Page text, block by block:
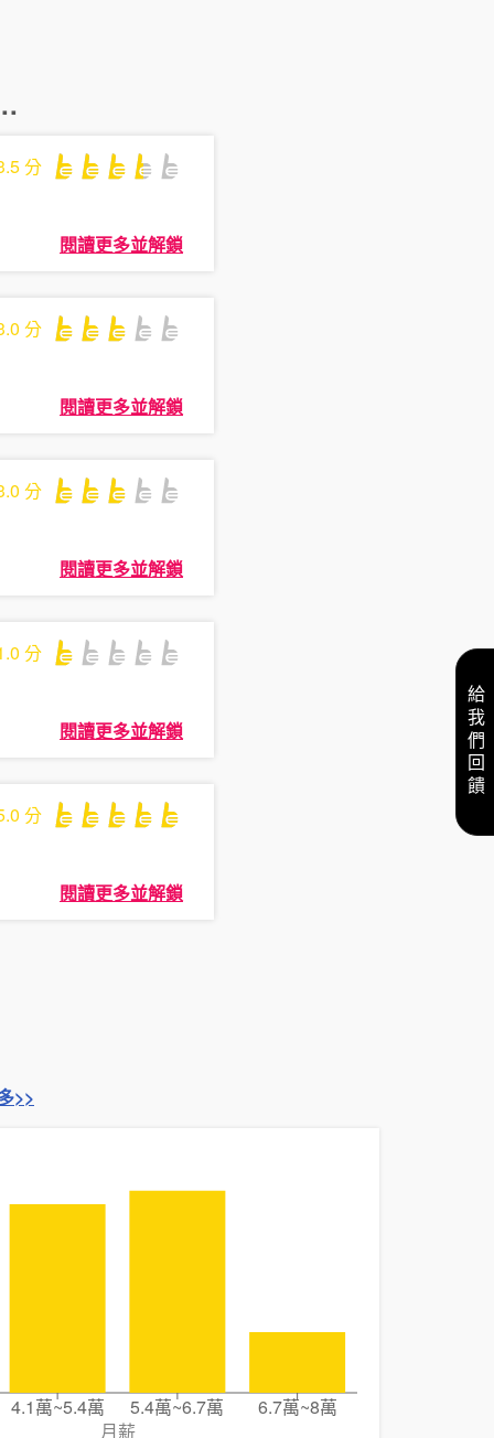
分
閱讀更多並解鎖
分
閱讀更多並解鎖
分
閱讀更多並解鎖
分
閱讀更多並解鎖
分
閱讀更多並解鎖
>>
4.1萬~5.4萬 5.4萬~6.7萬
6.7萬~8萬
月薪
給我們回饋